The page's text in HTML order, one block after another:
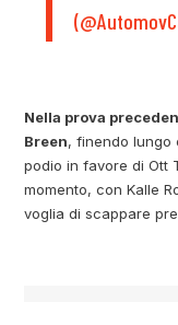
Nella prova
Breen, finendo lungo
podio in favore di Ott
momento, con Kalle
voglia di scappare